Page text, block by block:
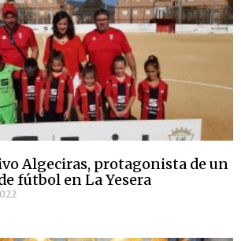
Algeciras, protagonista de un
fútbol en La Yesera